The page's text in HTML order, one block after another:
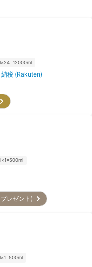
税 (Rakuten)
プレゼント)